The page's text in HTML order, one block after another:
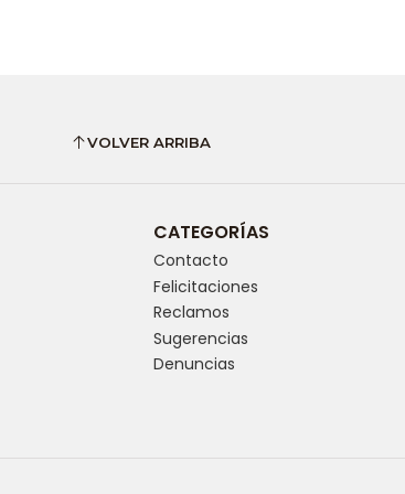
VOLVER ARRIBA
CATEGORÍAS
Contacto
Felicitaciones
Reclamos
Sugerencias
Denuncias